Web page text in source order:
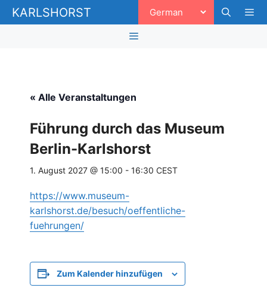
Zum
InhaltKARLSHORST
« Alle Veranstaltungen
Führung durch das Museum
Berlin-Karlshorst
1. August 2027 @ 15:00 - 16:30 CEST
https://www.museum-
karlshorst.de/besuch/oeffentliche-
fuehrungen/
Zum Kalender hinzufügen